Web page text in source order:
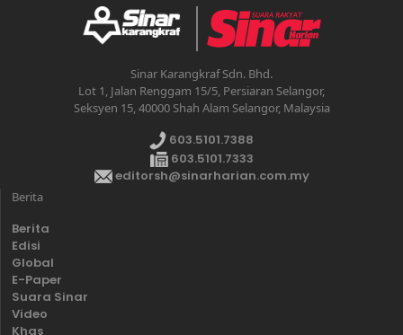
Sinar Karangkraf Sdn. Bhd.
Lot 1, Jalan Renggam 15/5, Persiaran Selangor,
Seksyen 15, 40000 Shah Alam Selangor, Malaysia
603.5101.7388
603.5101.7333
editorsh@sinarharian.com.my
Berita
Berita
Edisi
Global
E-Paper
Suara Sinar
Video
Khas